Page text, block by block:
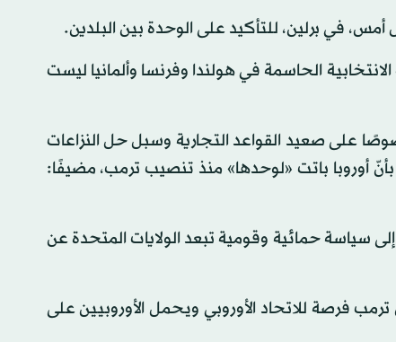
في برلين، للتأكيد على الوحدة بين البلدين.
الحاسمة في هولندا وفرنسا وألمانيا ليست
على صعيد القواعد التجارية وسبل حل النزاعات
أوروبا باتت «لوحدها» منذ تنصيب ترمب، مضيفًا:
إلى سياسة حمائية وقومية تبعد الولايات المتحدة عن
فرصة للاتحاد الأوروبي ويحمل الأوروبيين على